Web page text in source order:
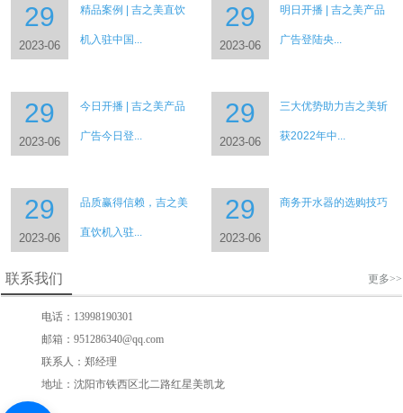
29
2023-06
精品案例 | 吉之美直饮
机入驻中国...
29
2023-06
明日开播 | 吉之美产品
广告登陆央...
29
2023-06
今日开播 | 吉之美产品
广告今日登...
29
2023-06
三大优势助力吉之美斩
获2022年中...
29
2023-06
品质赢得信赖，吉之美
直饮机入驻...
29
2023-06
商务开水器的选购技巧
联系我们 更多>>
电话：13998190301
邮箱：951286340@qq.com
联系人：郑经理
地址：沈阳市铁西区北二路红星美凯龙